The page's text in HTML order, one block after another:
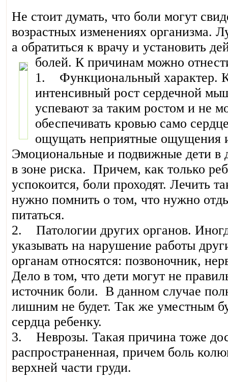
Не стоит думать, что боли могут
возрастных изменениях организма.
а обратиться к врачу и установить
болей. К причинам можно
1. Функциональный характер.
интенсивный рост сердечной
успевают за таким ростом и не
обеспечивать кровью само
ощущать неприятные ощущения
Эмоциональные и подвижные дети в
в зоне риска. Причем, как только
успокоится, боли проходят. Лечить
нужно помнить о том, что нужно
питаться.
2. Патологии других органов.
указывать на нарушение работы
органам относятся: позвоночник,
Дело в том, что дети могут не
источник боли. В данном случае
лишним не будет. Так же уместным
сердца ребенку.
3. Неврозы. Такая причина тоже
распространенная, причем боль
верхней части груди.